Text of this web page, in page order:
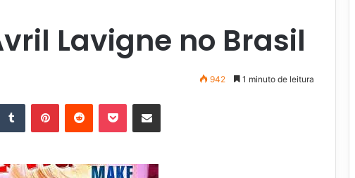
Lavigne no Brasil
942 1 minuto de leitura